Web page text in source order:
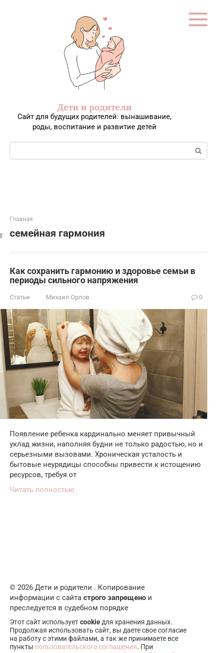
Дети и родители
Сайт для будущих родителей: вынашивание,
роды, воспитание и развитие детей
Поиск:
Главная
семейная гармония
Как сохранить гармонию и здоровье семьи в
периоды сильного напряжения
Статьи Михаил Орлов 0
Появление ребенка кардинально меняет привычный
уклад жизни, наполняя будни не только радостью, но и
серьезными вызовами. Хроническая усталость и
бытовые неурядицы способны привести к истощению
ресурсов, требуя от
Читать полностью
© 2026 Дети и родители . Копирование
информации с сайта строго запрещено и
преследуется в судебном порядке
Этот сайт используетcookie для хранения данных.
Продолжая использовать сайт, вы даете свое согласие
на работу с этими файлами, а так же принимаете все
пункты пользовательского соглашения. При